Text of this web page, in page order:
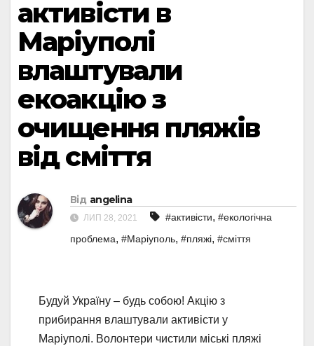
активісти в
Маріуполі
влаштували
екоакцію з
очищення пляжів
від сміття
Від angelina
ЛИП 28, 2021 #активісти, #екологічна
проблема, #Маріуполь, #пляжі, #сміття
Будуй Україну – будь собою! Акцію з
прибирання влаштували активісти у
Маріуполі. Волонтери чистили міські пляжі